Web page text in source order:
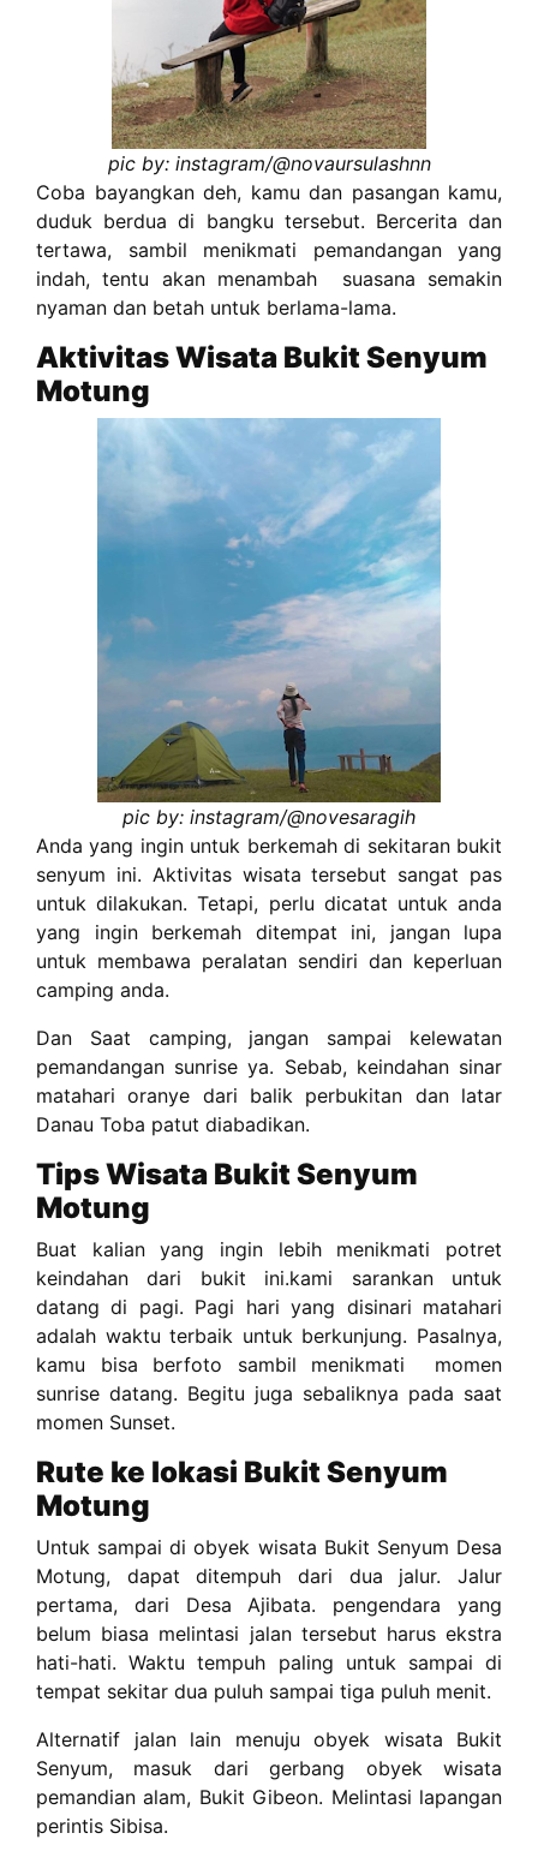
pic by: instagram/@novaursulashnn
Coba bayangkan deh, kamu dan pasangan kamu,
duduk berdua di bangku tersebut. Bercerita dan
tertawa, sambil menikmati pemandangan yang
indah, tentu akan menambah suasana semakin
nyaman dan betah untuk berlama-lama.
Aktivitas Wisata Bukit Senyum
Motung
pic by: instagram/@novesaragih
Anda yang ingin untuk berkemah di sekitaran bukit
senyum ini. Aktivitas wisata tersebut sangat pas
untuk dilakukan. Tetapi, perlu dicatat untuk anda
yang ingin berkemah ditempat ini, jangan lupa
untuk membawa peralatan sendiri dan keperluan
camping anda.
Dan Saat camping, jangan sampai kelewatan
pemandangan sunrise ya. Sebab, keindahan sinar
matahari oranye dari balik perbukitan dan latar
Danau Toba patut diabadikan.
Tips Wisata Bukit Senyum
Motung
Buat kalian yang ingin lebih menikmati potret
keindahan dari bukit ini.kami sarankan untuk
datang di pagi. Pagi hari yang disinari matahari
adalah waktu terbaik untuk berkunjung. Pasalnya,
kamu bisa berfoto sambil menikmati momen
sunrise datang. Begitu juga sebaliknya pada saat
momen Sunset.
Rute ke lokasi Bukit Senyum
Motung
Untuk sampai di obyek wisata Bu­kit Senyum Desa
Motung, dapat ditem­puh dari dua jalur. Jalur
pertama, dari Desa Ajibata. pengendara yang
belum biasa melintasi jalan tersebut harus ekstra
hati-hati. Waktu tempuh paling untuk sampai di
tempat sekitar dua puluh sampai tiga puluh menit.
Alternatif jalan lain menuju obyek wisata Bukit
Senyum, masuk dari gerbang obyek wisata
pemandian alam, Bukit Gibeon. Melintasi lapangan
perintis Sibisa.